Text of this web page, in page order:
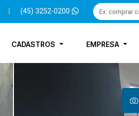
(45) 3252-0200
CADASTROS EMPRESA